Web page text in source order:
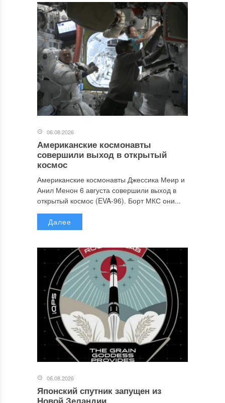
06.08.2026
Американские космонавты
совершили выход в открытый
космос
Американские космонавты Джессика Меир и
Анил Менон 6 августа совершили выход в
открытый космос (EVA-96). Борт МКС они...
Далее
06.08.2026
Японский спутник запущен из
Новой Зеландии